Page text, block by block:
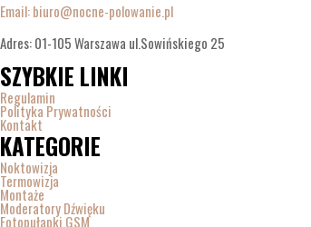
Email: biuro@nocne-polowanie.pl
Adres: 01-105 Warszawa ul.Sowińskiego 25
SZYBKIE LINKI
Regulamin
Polityka Prywatności
Kontakt
KATEGORIE
Noktowizja
Termowizja
Montaże
Moderatory Dźwięku
Fotopułapki GSM